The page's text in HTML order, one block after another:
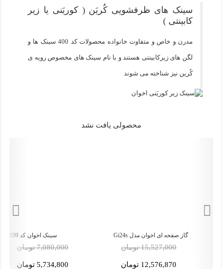
سینک های ظرفشویی کُریَن ( کوریَنی یا زیر
کابینتی )
مدرن و خاص و متفاوت خانواده محصولات کد 400 سینک ها و
لگن های زیرکابینتی هستند و با نام سینک های مخصوص رویه ی
کُرین نیز شناخته می شوند
محصولی یافت نشد
سینک اخوان کد 109
7,080,000 تومان
5,734,800 تومان
سینک اخوان کد 410
18,337,000 تومان
14,852,970 تومان
-19%
-19%